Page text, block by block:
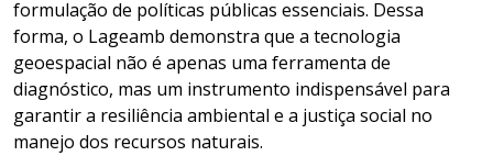
formulação de políticas públicas essenciais. Dessa
forma, o Lageamb demonstra que a tecnologia
geoespacial não é apenas uma ferramenta de
diagnóstico, mas um instrumento indispensável para
garantir a resiliência ambiental e a justiça social no
manejo dos recursos naturais.